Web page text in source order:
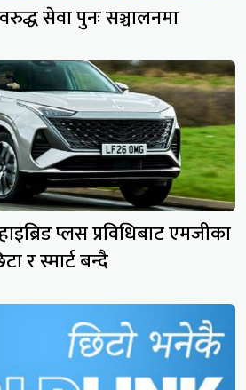
सेवा पुनः सञ्चालनमा
प्लस प्रविधिबाट एमजीका
र स्मार्ट बन्दै